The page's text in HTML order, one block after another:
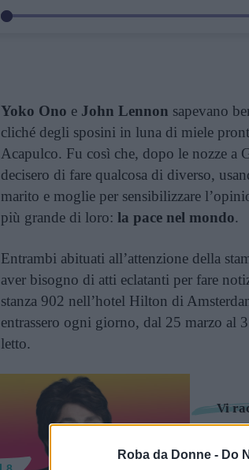
Roba da Donne - Do
Yoko Ono e John Lennon sapevano
cliché degli sposini in luna di miele
Acapulco. Fu così che, dopo le nozze a
decisero di fare qualcosa di diverso,
marito e moglie per sensibilizzare
più grande di loro: la pace nel mondo.
Entrambi abituati all’attenzione della
aver bisogno di atti eclatanti per fare
stanza 902 nell’hotel Hilton di
entrassero ogni giorno, dal 25 marzo al
letto.
Vi